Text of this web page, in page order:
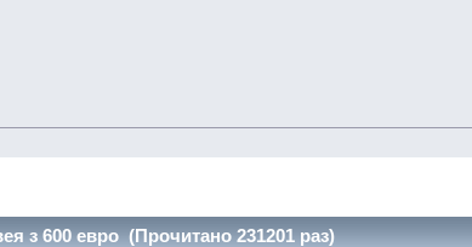
з 600 евро (Прочитано 231201 раз)